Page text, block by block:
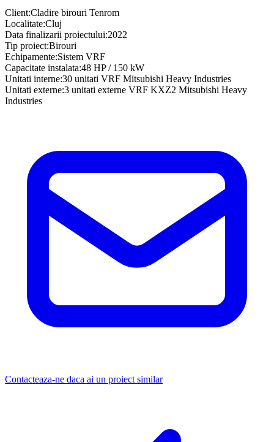
Client:Cladire birouri Tenrom
Localitate:Cluj
Data finalizarii proiectului:2022
Tip proiect:Birouri
Echipamente:Sistem VRF
Capacitate instalata:48 HP / 150 kW
Unitati interne:30 unitati VRF Mitsubishi Heavy Industries
Unitati externe:3 unitati externe VRF KXZ2 Mitsubishi Heavy
Industries
Contacteaza-ne daca ai un proiect similar